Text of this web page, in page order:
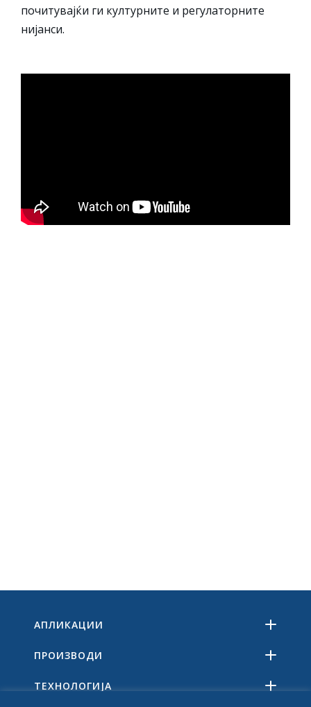
почитувајќи ги културните и регулаторните
нијанси.
АПЛИКАЦИИ
ПРОИЗВОДИ
ТЕХНОЛОГИЈА